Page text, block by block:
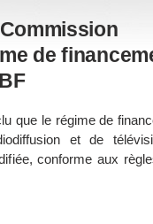
de
que le régime de
et de
conforme aux